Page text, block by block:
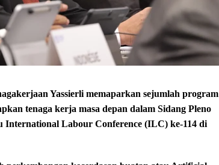
Yassierli memaparkan sejumlah program
tenaga kerja masa depan dalam Sidang Pleno
International Labour Conference (ILC) ke-114 di